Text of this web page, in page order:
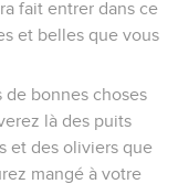
fait entrer dans ce
et belles que vous
de bonnes choses
là des puits
et des oliviers que
mangé à votre